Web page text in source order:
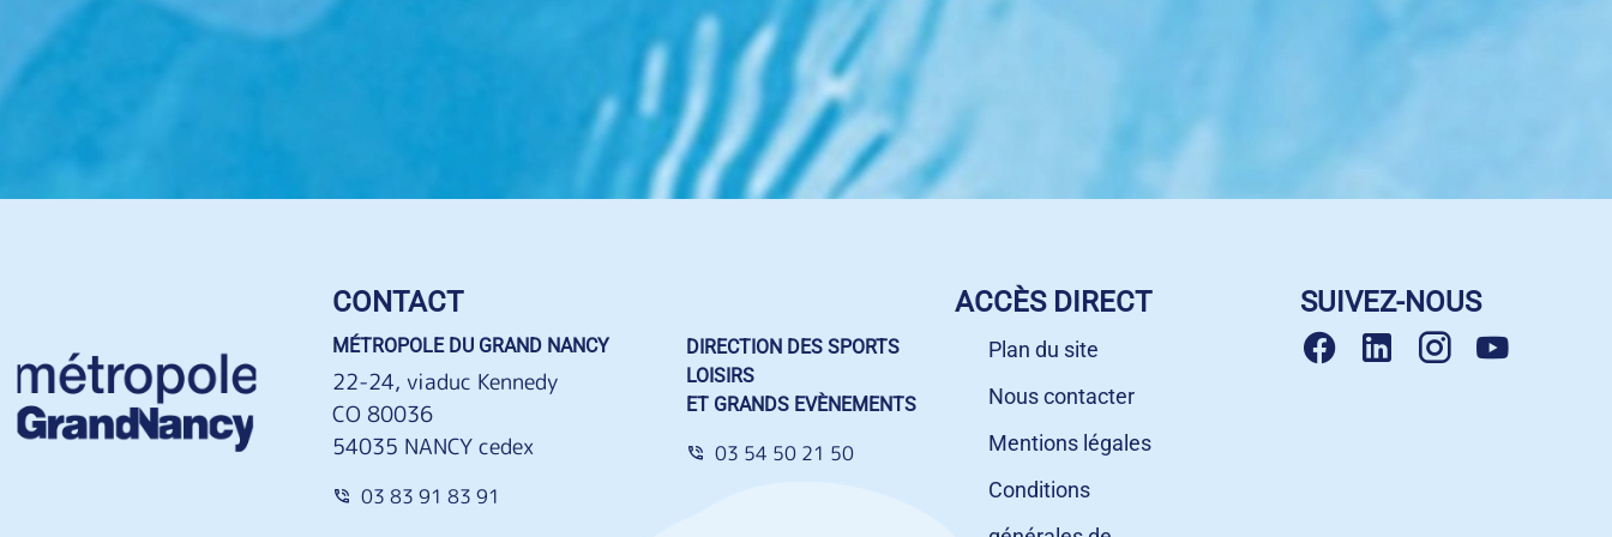
CONTACT
MÉTROPOLE DU GRAND NANCY
22-24, viaduc Kennedy
CO 80036
54035 NANCY cedex
03 83 91 83 91
DIRECTION DES SPORTS
LOISIRS
ET GRANDS EVÈNEMENTS
03 54 50 21 50
ACCÈS DIRECT
Plan du site
Nous contacter
Mentions légales
Conditions
SUIVEZ-NOUS